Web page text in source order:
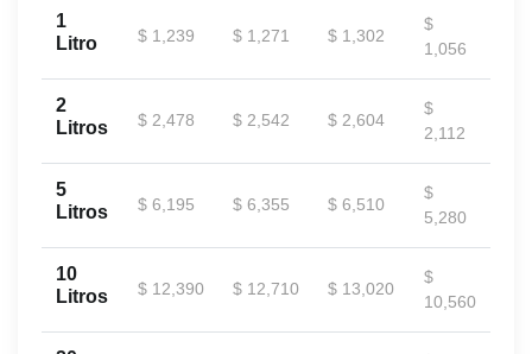
1
Litro
$ 1,239 $ 1,271 $ 1,302
$
1,056
2
Litros
$ 2,478 $ 2,542 $ 2,604
$
2,112
5
Litros
$ 6,195 $ 6,355 $ 6,510
$
5,280
10
Litros
$ 12,390 $ 12,710 $ 13,020
$
10,560